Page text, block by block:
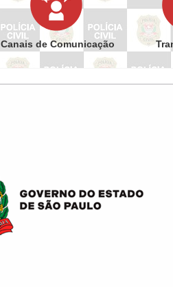
Canais de Comunicação